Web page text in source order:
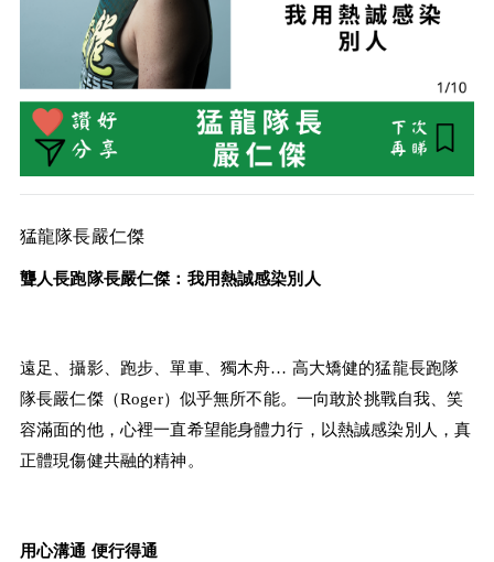
猛龍隊長嚴仁傑
聾人長跑隊長嚴仁傑：我用熱誠感染別人
遠足、攝影、跑步、單車、獨木舟… 高大矯健的猛龍長跑隊
隊長嚴仁傑（Roger）似乎無所不能。一向敢於挑戰自我、笑
容滿面的他，心裡一直希望能身體力行，以熱誠感染別人，真
正體現傷健共融的精神。
用心溝通 便行得通